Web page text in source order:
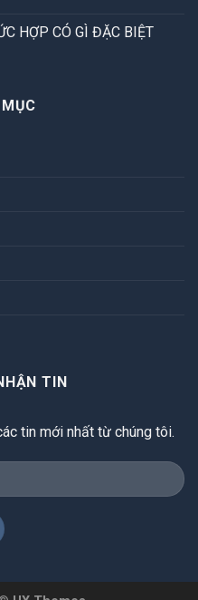
HỢP CÓ GÌ ĐẶC BIỆT
TIN
tin mới nhất từ chúng tôi.